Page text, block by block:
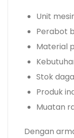
Unit
Perabot
Material
Stok
Produk
Muatan
Dengan